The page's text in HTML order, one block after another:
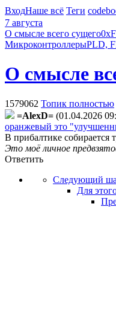
ВходНаше всё Теги
7 августа
О смысле всего сущего
МикроконтроллерыPLD,
О смысле
1579062 Топик полностью
=AlexD= (01.04.2026
оранжевый это
В прибалтике собирается
Это моё личное
Ответить
Следующий
Для